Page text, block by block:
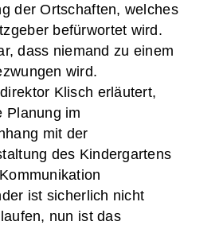
der Ortschaften, welches
befürwortet wird.
dass niemand zu einem
wird.
Klisch erläutert,
Planung im
mit der
des Kindergartens
ist sicherlich nicht
nun ist das